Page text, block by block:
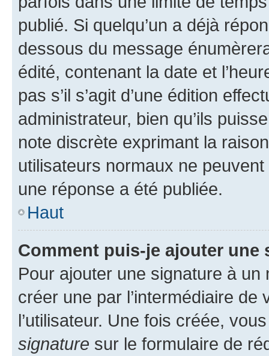
publié. Si quelqu’un a déjà
dessous du message
édité, contenant la date et
pas s’il s’agit d’une édition
administrateur, bien qu’ils
note discrète exprimant la
utilisateurs normaux ne
une réponse a été publiée.
Haut
Comment puis-je ajouter une
Pour ajouter une signature à un
créer une par l’intermédiaire
l’utilisateur. Une fois créée,
signature sur le formulaire de